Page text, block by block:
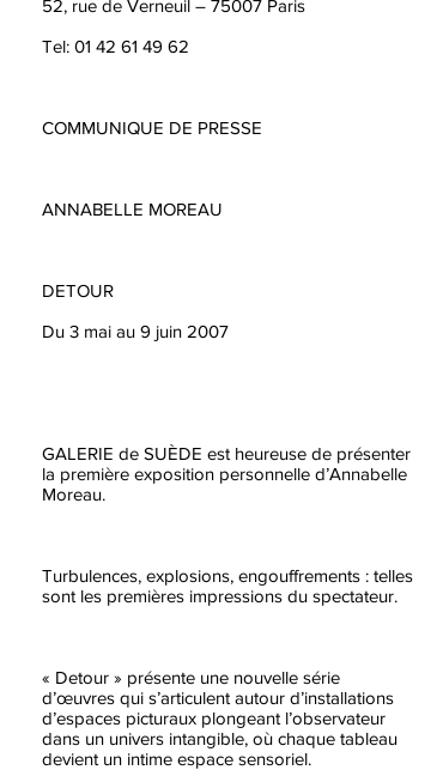
52, rue de Verneuil – 75007 Paris
Tel: 01 42 61 49 62
COMMUNIQUE DE PRESSE
ANNABELLE MOREAU
DETOUR
Du 3 mai au 9 juin 2007
GALERIE de SUÈDE est heureuse de présenter
la première exposition personnelle d’Annabelle
Moreau.
Turbulences, explosions, engouffrements : telles
sont les premières impressions du spectateur.
« Detour » présente une nouvelle série
d’œuvres qui s’articulent autour d’installations
d’espaces picturaux plongeant l’observateur
dans un univers intangible, où chaque tableau
devient un intime espace sensoriel.